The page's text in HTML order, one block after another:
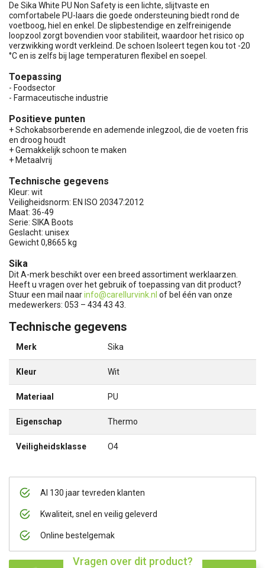
Al 130 jaar tevreden klanten
Kwaliteit, snel en veilig geleverd
Online bestelgemak
Vragen over dit product?
De Sika White PU Non Safety is een lichte, slijtvaste en
comfortabele PU-laars die goede ondersteuning biedt rond de
voetboog, hiel en enkel. De slipbestendige en zelfreinigende
loopzool zorgt bovendien voor stabiliteit, waardoor het risico op
verzwikking wordt verkleind. De schoen Isoleert tegen kou tot -20
°C en is zelfs bij lage temperaturen flexibel en soepel.
Toepassing
- Foodsector
- Farmaceutische industrie
Positieve punten
+ Schokabsorberende en ademende inlegzool, die de voeten fris
en droog houdt
+ Gemakkelijk schoon te maken
+ Metaalvrij
Technische gegevens
Kleur: wit
Veiligheidsnorm: EN ISO 20347:2012
Maat: 36-49
Serie: SIKA Boots
Geslacht: unisex
Gewicht 0,8665 kg
Sika
Dit A-merk beschikt over een breed assortiment werklaarzen.
Heeft u vragen over het gebruik of toepassing van dit product?
Stuur een mail naarinfo@carellurvink.nl of bel één van onze
medewerkers: 053 – 434 43 43.
Technische gegevens
Merk Sika
Kleur Wit
Materiaal PU
Eigenschap Thermo
Veiligheidsklasse O4